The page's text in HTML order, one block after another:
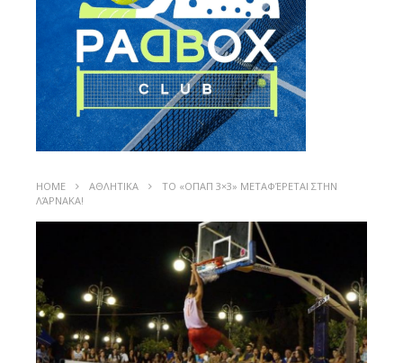
HOME ΑΘΛΗΤΙΚΑ
ΤΟ «ΟΠΑΠ 3×3» ΜΕΤΑΦΈΡΕΤΑΙ ΣΤΗΝ
ΛΆΡΝΑΚΑ!